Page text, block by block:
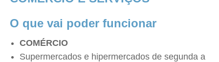
O que vai poder funcionar
COMÉRCIO
Supermercados e hipermercados de segunda a